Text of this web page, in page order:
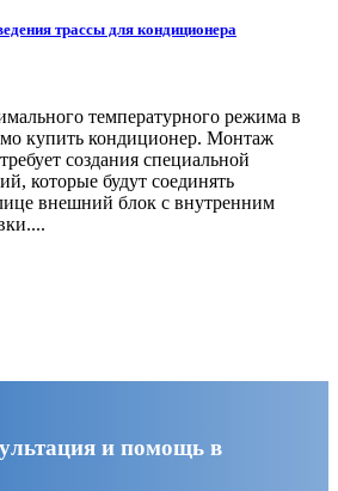
трассы для кондиционера
температурного режима в
купить кондиционер. Монтаж
создания специальной
которые будут соединять
внешний блок с внутренним
и помощь в